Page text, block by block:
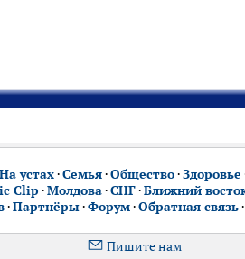
На устах·Семья·Общество·Здоровье
Clip ·Молдова·СНГ·Ближний
·Партнёры·Форум·Обратная связь·
Пишите нам